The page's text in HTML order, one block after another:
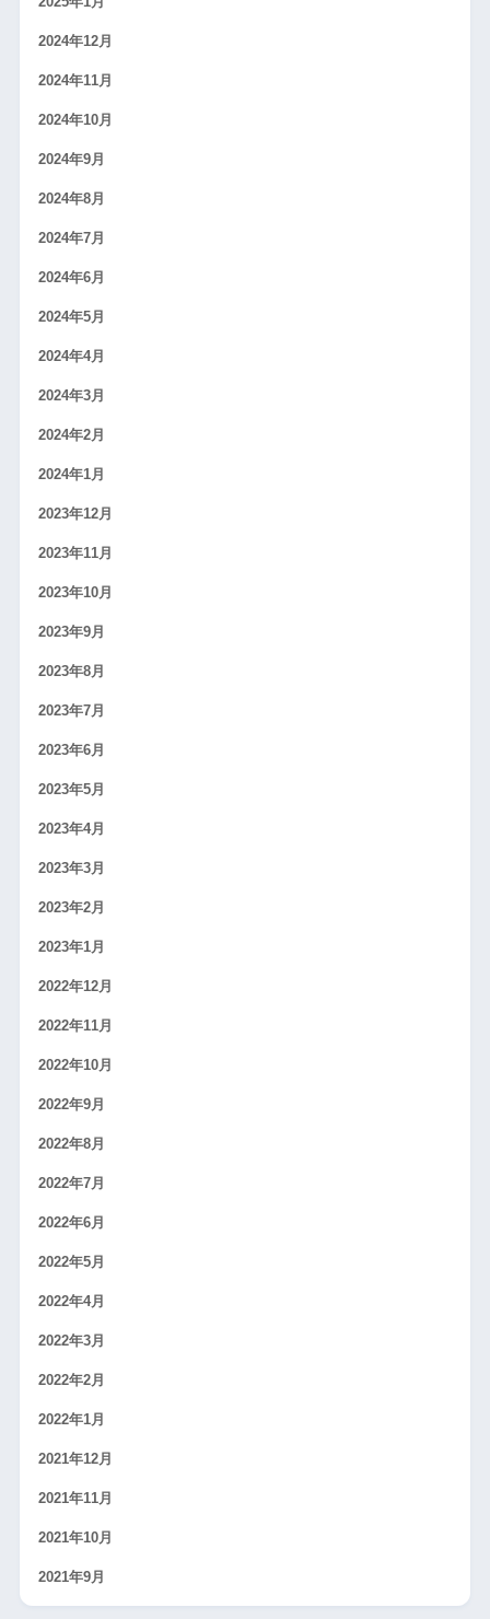
2024年12月
2024年11月
2024年10月
2024年9月
2024年8月
2024年7月
2024年6月
2024年5月
2024年4月
2024年3月
2024年2月
2024年1月
2023年12月
2023年11月
2023年10月
2023年9月
2023年8月
2023年7月
2023年6月
2023年5月
2023年4月
2023年3月
2023年2月
2023年1月
2022年12月
2022年11月
2022年10月
2022年9月
2022年8月
2022年7月
2022年6月
2022年5月
2022年4月
2022年3月
2022年2月
2022年1月
2021年12月
2021年11月
2021年10月
2021年9月